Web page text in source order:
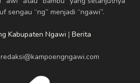
sengau “ng” menjadi “ngawi”.
Kabupaten Ngawi | Berita